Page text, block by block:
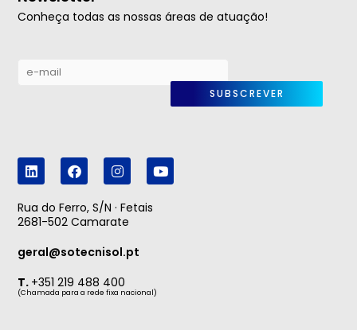
Conheça todas as nossas áreas de atuação!
SUBSCREVER
L
i
n
k
e
d
n
F
a
c
e
b
o
o
k
I
n
s
t
a
g
r
a
Y
o
u
Rua do Ferro, S/N · Fetais
2681-502 Camarate
geral@sotecnisol.pt
T. +351 219 488 400
(Chamada para a rede fixa nacional)